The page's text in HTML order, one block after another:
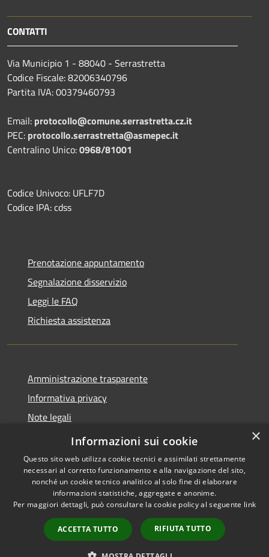
CONTATTI
Via Municipio 1 - 88040 - Serrastretta
Codice Fiscale: 82006340796
Partita IVA: 00379460793
Email: protocollo@comune.serrastretta.cz.it
PEC: protocollo.serrastretta@asmepec.it
Centralino Unico:0968/81001
Codice Univoco: UFLF7D
Codice IPA: cdss
Prenotazione appuntamento
Segnalazione disservizio
Leggi le FAQ
Richiesta assistenza
Amministrazione trasparente
Informativa privacy
Note legali
Dichiarazione di accessibilità
Accessibilità
Copyright © 2026 • Comune di
Serrastretta • Powered by
Municipium•
Accesso
redazione
×
Informazioni sui cookie
Questo sito web utilizza cookie tecnici e assimilati strettamente
necessari al corretto funzionamento e alla navigazione del sito,
nonché un cookie tecnico analitico al solo fine di elaborare
informazioni statistiche, aggregate e anonime.
Per maggiori dettagli, può consultare la cookie policy al seguente link
ACCETTA TUTTO RIFIUTA TUTTO